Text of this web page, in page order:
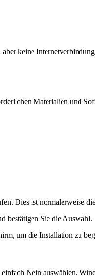
keine
Materialien und
Dies ist normalerweise
bestätigen Sie die Auswahl.
um die Installation zu
Nein auswählen.